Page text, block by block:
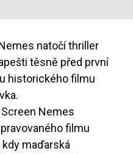
natočí thriller
těsně před první
historického filmu
Nemes
filmu
maďarská